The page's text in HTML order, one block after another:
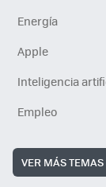
Energía
Apple
Inteligencia
Empleo
VER MÁS TEMAS